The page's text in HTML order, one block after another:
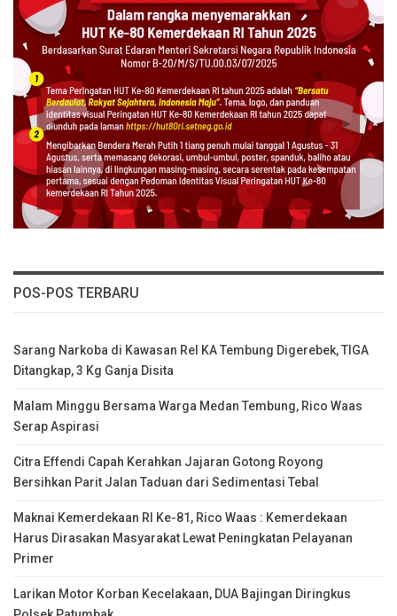
POS-POS TERBARU
Sarang Narkoba di Kawasan Rel KA Tembung Digerebek, TIGA
Ditangkap, 3 Kg Ganja Disita
Malam Minggu Bersama Warga Medan Tembung, Rico Waas
Serap Aspirasi
Citra Effendi Capah Kerahkan Jajaran Gotong Royong
Bersihkan Parit Jalan Taduan dari Sedimentasi Tebal
Maknai Kemerdekaan RI Ke-81, Rico Waas : Kemerdekaan
Harus Dirasakan Masyarakat Lewat Peningkatan Pelayanan
Primer
Larikan Motor Korban Kecelakaan, DUA Bajingan Diringkus